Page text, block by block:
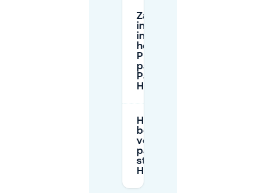
Zal de bouw
in 2025
invloed
hebben op
P+R
parkeren bij
Pankow-
Heinersdorf?
Hoe kan ik
boetes
vermijden bij
parkeren op
straat in
Heinersdorf?